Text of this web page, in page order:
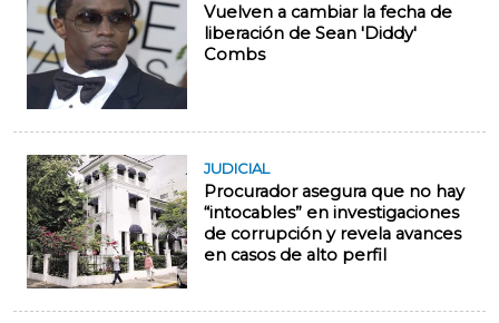
Vuelven a cambiar la fecha de
liberación de Sean 'Diddy'
Combs
JUDICIAL
Procurador asegura que no hay
“intocables” en investigaciones
de corrupción y revela avances
en casos de alto perfil